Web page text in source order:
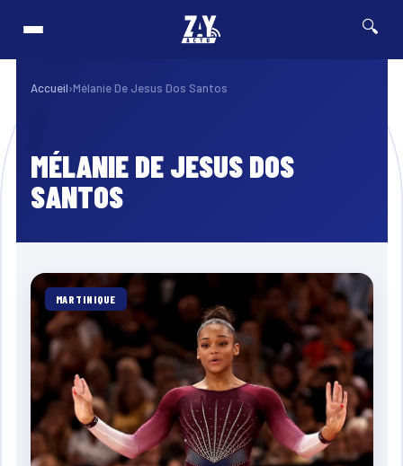
🔍
⚡ Breaking
de Guadeloupe 2026 : Edwin Nubul décroche un Top 10 lors de la 7ᵉ
Accueil›Mélanie De Jesus Dos Santos
MÉLANIE DE JESUS DOS
SANTOS
MARTINIQUE